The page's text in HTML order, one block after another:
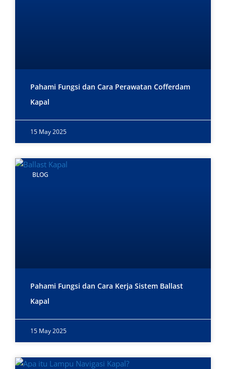
Pahami Fungsi dan Cara Perawatan Cofferdam
Kapal
15 May 2025
BLOG
Pahami Fungsi dan Cara Kerja Sistem Ballast
Kapal
15 May 2025